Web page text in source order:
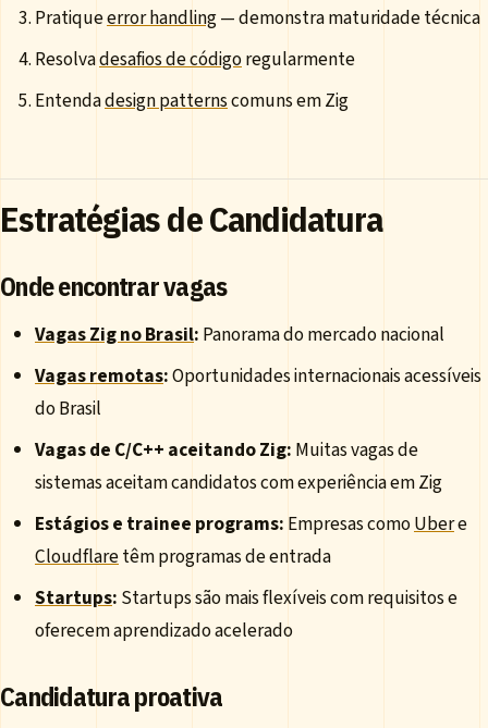
Pratiqueerror handling— demonstra maturidade técnica
Resolvadesafios de códigoregularmente
Entendadesign patternscomuns em Zig
Estratégias de Candidatura
Onde encontrar vagas
Vagas Zig no Brasil: Panorama do mercado nacional
Vagas remotas:Oportunidades internacionais acessíveis
do Brasil
Vagas de C/C++ aceitando Zig: Muitas vagas de
sistemas aceitam candidatos com experiência em Zig
Estágios e trainee programs: Empresas comoUbere
Cloudflaretêm programas de entrada
Startups: Startups são mais flexíveis com requisitos e
oferecem aprendizado acelerado
Candidatura proativa